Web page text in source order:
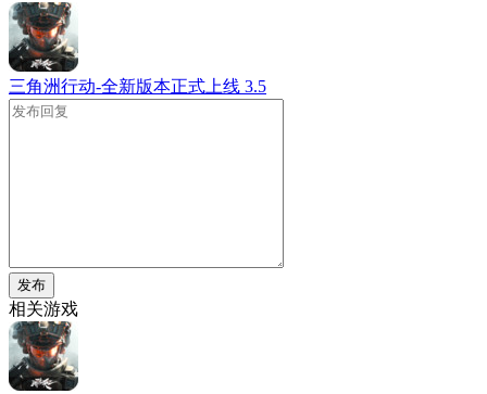
三角洲行动-全新版本正式上线 3.5
发布
相关游戏